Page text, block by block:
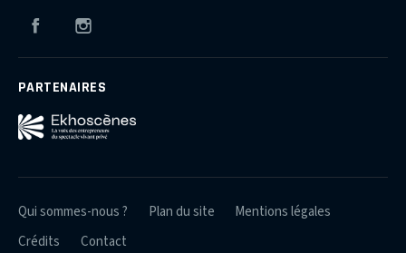
Facebook
PARTENAIRES
Qui sommes-nous ? Plan du site
Mentions légales
Crédits
Contact